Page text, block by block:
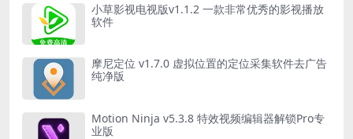
小草影视电视版v1.1.2 一款非常优秀的影视播放
软件
摩尼定位 v1.7.0 虚拟位置的定位采集软件去广告
纯净版
Motion Ninja v5.3.8 特效视频编辑器解锁Pro专
业版